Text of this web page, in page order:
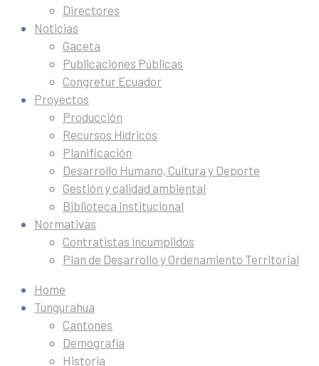
Directores
Noticias
Gaceta
Publicaciones Públicas
Congretur Ecuador
Proyectos
Producción
Recursos Hídricos
Planificación
Desarrollo Humano, Cultura y Deporte
Gestión y calidad ambiental
Biblioteca institucional
Normativas
Contratistas incumplidos
Plan de Desarrollo y Ordenamiento Territorial
Home
Tungurahua
Cantones
Demografía
Historia